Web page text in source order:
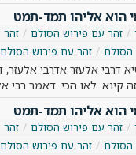
הוא אליהו תמד-תמט
זהר עם פירוש הסולם
הסולם
זהר עם פירוש הסולם
דרבי אלעזר אדרבי
קינא. לאו הכי. דאמר רבי
הוא אליהו תמד-תמט
זהר עם פירוש הסולם
הסולם
זהר עם פירוש הסולם